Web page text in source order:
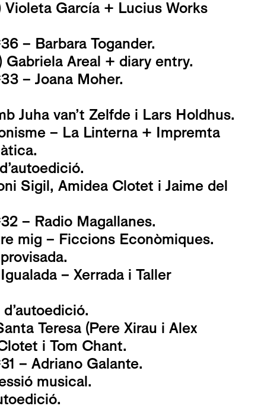
García + Lucius Works
– Barbara Togander.
Areal + diary entry.
– Joana Moher.
Juha van’t Zelfde i Lars Holdhus.
– La Linterna + Impremta
Sigil, Amidea Clotet i Jaime del
– Radio Magallanes.
mig – Ficcions Econòmiques.
– Xerrada i Taller
Teresa (Pere Xirau i Alex
i Tom Chant.
– Adriano Galante.
musical.